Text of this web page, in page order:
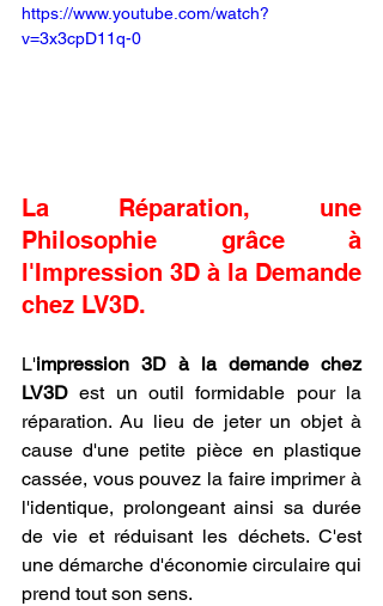
https://www.youtube.com/watch?
v=3x3cpD11q-0
La Réparation, une
Philosophie grâce à
l'Impression 3D à la Demande
chez LV3D.
L'impression 3D à la demande chez
LV3D est un outil formidable pour la
réparation. Au lieu de jeter un objet à
cause d'une petite pièce en plastique
cassée, vous pouvez la faire imprimer à
l'identique, prolongeant ainsi sa durée
de vie et réduisant les déchets. C'est
une démarche d'économie circulaire qui
prend tout son sens.